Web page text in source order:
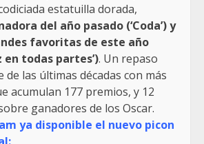
estatuilla dorada,
del año pasado (‘Coda’) y
favoritas de este año
en todas partes’). Un repaso
de las últimas décadas con más
acumulan 177 premios, y 12
ganadores de los Oscar.
ya disponible el nuevo picon